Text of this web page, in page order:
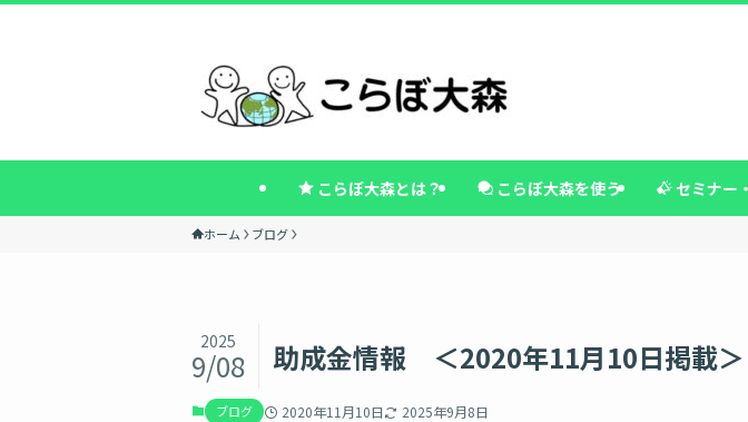
こらぼ大森とは？ こらぼ大森を使う セミナー
ホーム ブログ
助成金情報 ＜2020年11月10日掲載
2025
9/08
ブログ 2020年11月10日 2025年9月8日